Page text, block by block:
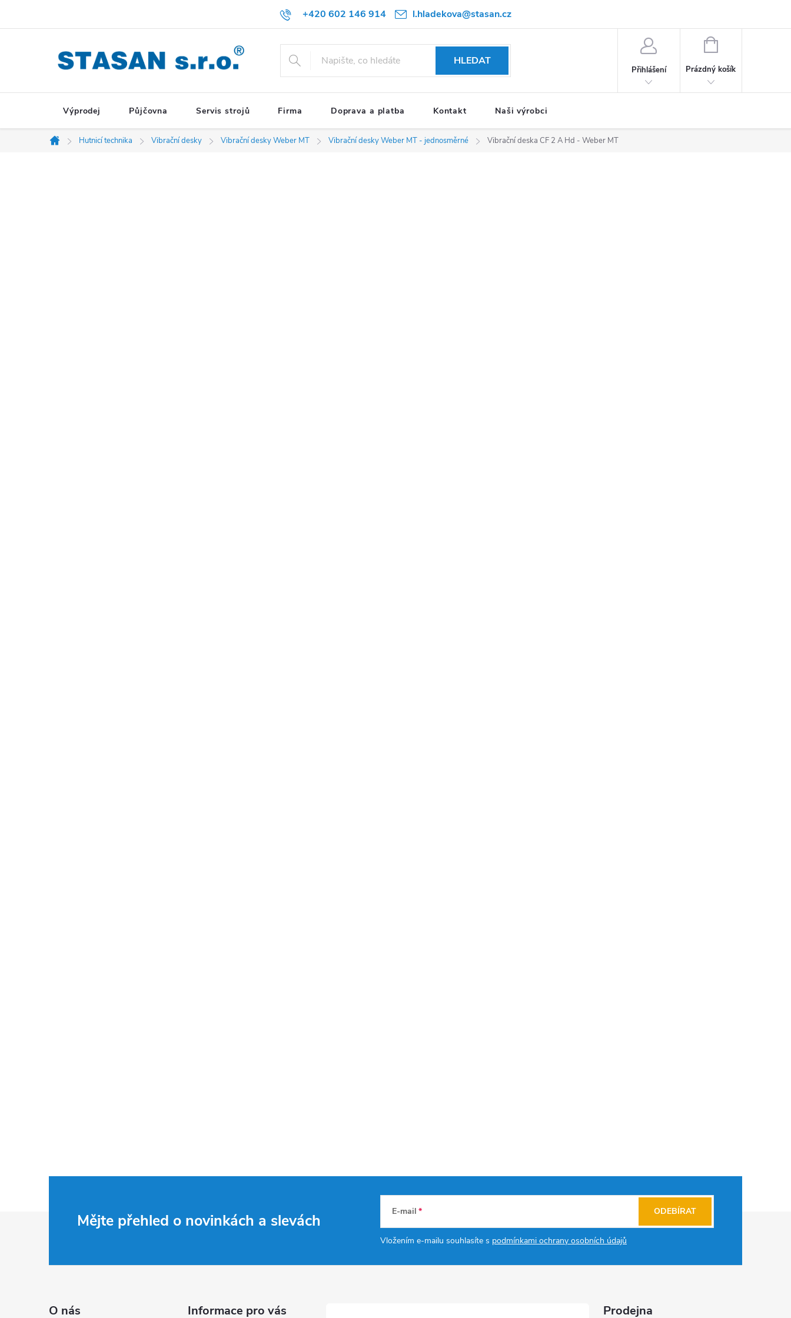
+420 602 146 914 l.hladekova@stasan.cz
HLEDAT
Přihlášení
NÁKUPNÍ
Prázdný košík
Výprodej Půjčovna Servis strojů Firma Doprava a platba Kontakt Naši výrobci
Domů
Hutnicí technika Vibrační desky Vibrační desky Weber MT Vibrační desky Weber MT - jednosměrné Vibrační deska CF 2 A Hd - Weber MT
Mějte přehled o novinkách a slevách E-mail
Vložením e-mailu souhlasíte s podmínkami ochrany osobních údajů
ODEBÍRAT
O nás Informace pro vás Prodejna